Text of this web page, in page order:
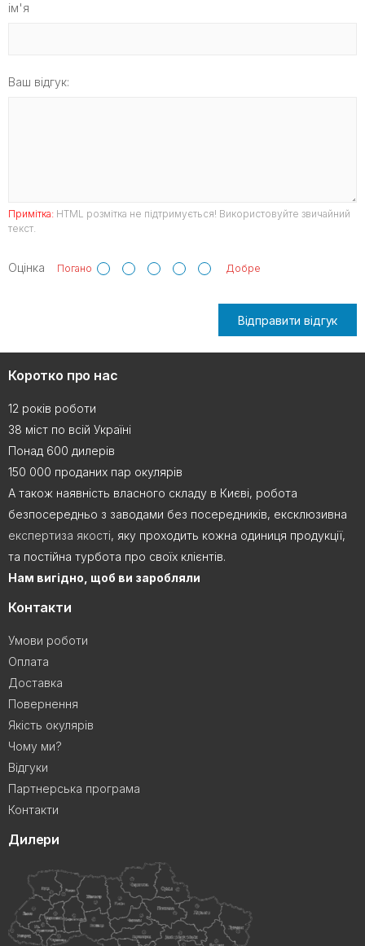
ім'я
Ваш відгук:
Примітка: HTML розмітка не підтримується! Використовуйте звичайний
текст.
Оцінка Погано Добре
Відправити відгук
Коротко про нас
12 років роботи
38 міст по всій Україні
Понад 600 дилерів
150 000 проданих пар окулярів
А також наявність власного складу в Києві, робота
безпосередньо з заводами без посередників, ексклюзивна
експертиза якості, яку проходить кожна одиниця продукції,
та постійна турбота про своїх клієнтів.
Нам вигідно, щоб ви заробляли
Контакти
Умови роботи
Оплата
Доставка
Повернення
Якість окулярів
Чому ми?
Відгуки
Партнерська програма
Контакти
Дилери